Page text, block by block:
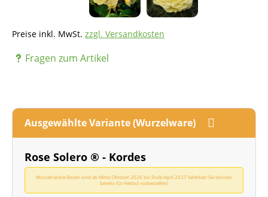
Preise inkl. MwSt. zzgl. Versandkosten
Fragen zum Artikel
Ausgewählte Variante (Wurzelware)
Rose Solero ® - Kordes
Wurzelnackte Rosen sind ab Mitte Oktober 2026 bis Ende April 2027 lieferbar! Sie können
bereits für Herbst vorbestellen!